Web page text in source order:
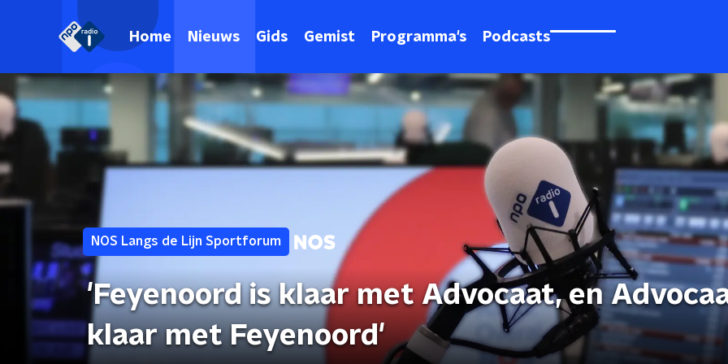
Home Nieuws Gids Gemist Programma's Podcasts
NOS Langs de Lijn Sportforum
'Feyenoord is klaar met Advocaat, en
klaar met Feyenoord'